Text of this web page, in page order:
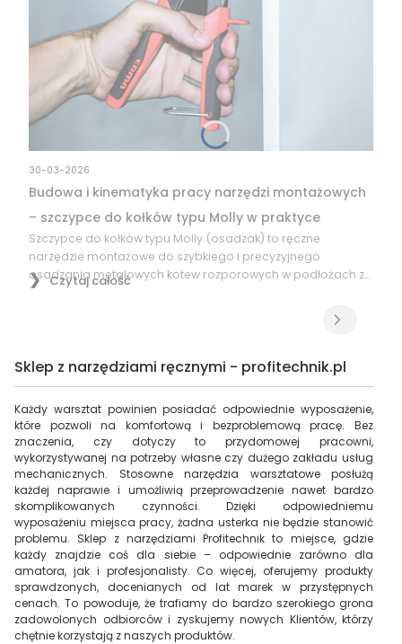
30-03-2026
Budowa i kinematyka pracy narzędzi montażowych
– szczypce do kołków typu Molly w praktyce
Szczypce do kołków typu Molly (osadzak) to ręczne
narzędzie montażowe do szybkiego i precyzyjnego
osadzania metalowych kotew rozporowych w podłożach z
pustą przestrzenią, np. w płytach gipsowo-kartonowych.
płytach OSB i innych przegrodach, a dzięki pracy
Czytaj całość
Sklep z narzędziami ręcznymi - profitechnik.pl
Każdy warsztat powinien posiadać odpowiednie wyposażenie,
które pozwoli na komfortową i bezproblemową pracę. Bez
znaczenia, czy dotyczy to przydomowej pracowni,
wykorzystywanej na potrzeby własne czy dużego zakładu usług
mechanicznych. Stosowne narzędzia warsztatowe posłużą
każdej naprawie i umożliwią przeprowadzenie nawet bardzo
skomplikowanych czynności. Dzięki odpowiedniemu
wyposażeniu miejsca pracy, żadna usterka nie będzie stanowić
problemu. Sklep z narzędziami Profitechnik to miejsce, gdzie
każdy znajdzie coś dla siebie – odpowiednie zarówno dla
amatora, jak i profesjonalisty. Co więcej, oferujemy produkty
sprawdzonych, docenianych od lat marek w przystępnych
cenach. To powoduje, że trafiamy do bardzo szerokiego grona
zadowolonych odbiorców i zyskujemy nowych Klientów, którzy
chętnie korzystają z naszych produktów.